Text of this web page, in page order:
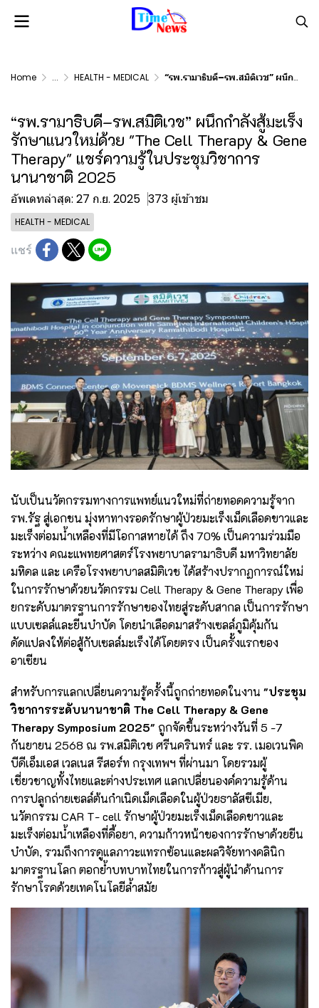
Home ... HEALTH - MEDICAL “รพ.รามาธิบดี–รพ.สมิติเวช” ผนึกกำลังสู้มะเร็ง รักษาแนวใหม่ด้วย "The Cell Therapy & Gene Therapy" แชร์ความรู้ในประชุมวิชาการนานาชาติ 2025
“รพ.รามาธิบดี–รพ.สมิติเวช” ผนึกกำลังสู้มะเร็ง
รักษาแนวใหม่ด้วย "The Cell Therapy & Gene
Therapy" แชร์ความรู้ในประชุมวิชาการ
นานาชาติ 2025
อัพเดทล่าสุด: 27 ก.ย. 2025 373 ผู้เข้าชม
HEALTH - MEDICAL
แชร์
นับเป็นนวัตกรรมทางการแพทย์แนวใหม่ที่ถ่ายทอดความรู้จาก
รพ.รัฐ สู่เอกชน มุ่งหาทางรอดรักษาผู้ป่วยมะเร็งเม็ดเลือดขาวและ
มะเร็งต่อมน้ำเหลืองที่มีโอกาสหายได้ ถึง 70% เป็นความร่วมมือ
ระหว่าง คณะแพทยศาสตร์โรงพยาบาลรามาธิบดี มหาวิทยาลัย
มหิดล และ เครือโรงพยาบาลสมิติเวช ได้สร้างปรากฏการณ์ใหม่
ในการรักษาด้วยนวัตกรรม Cell Therapy & Gene Therapy เพื่อ
ยกระดับมาตรฐานการรักษาของไทยสู่ระดับสากล เป็นการรักษา
แบบเซลล์และยีนบำบัด โดยนำเลือดมาสร้างเซลล์ภูมิคุ้มกัน
ดัดแปลงให้ต่อสู้กับเซลล์มะเร็งได้โดยตรง เป็นครั้งแรกของ
อาเซียน
สำหรับการแลกเปลี่ยนความรู้ครั้งนี้ถูกถ่ายทอดในงาน "ประชุม
วิชาการระดับนานาชาติ The Cell Therapy & Gene
Therapy Symposium 2025" ถูกจัดขึ้นระหว่างวันที่ 5 -7
กันยายน 2568 ณ รพ.สมิติเวช ศรีนครินทร์ และ รร. เมอเวนพิค
บีดีเอ็มเอส เวลเนส รีสอร์ท กรุงเทพฯ ที่ผ่านมา โดยรวมผู้
เชี่ยวชาญทั้งไทยและต่างประเทศ แลกเปลี่ยนองค์ความรู้ด้าน
การปลูกถ่ายเซลล์ต้นกำเนิดเม็ดเลือดในผู้ป่วยธาลัสซีเมีย,
นวัตกรรม CAR T- cell รักษาผู้ป่วยมะเร็งเม็ดเลือดขาวและ
มะเร็งต่อมน้ำเหลืองที่ดื้อยา, ความก้าวหน้าของการรักษาด้วยยีน
บำบัด, รวมถึงการดูแลภาวะแทรกซ้อนและผลวิจัยทางคลินิก
มาตรฐานโลก ตอกย้ำบทบาทไทยในการก้าวสู่ผู้นำด้านการ
รักษาโรคด้วยเทคโนโลยีล้ำสมัย